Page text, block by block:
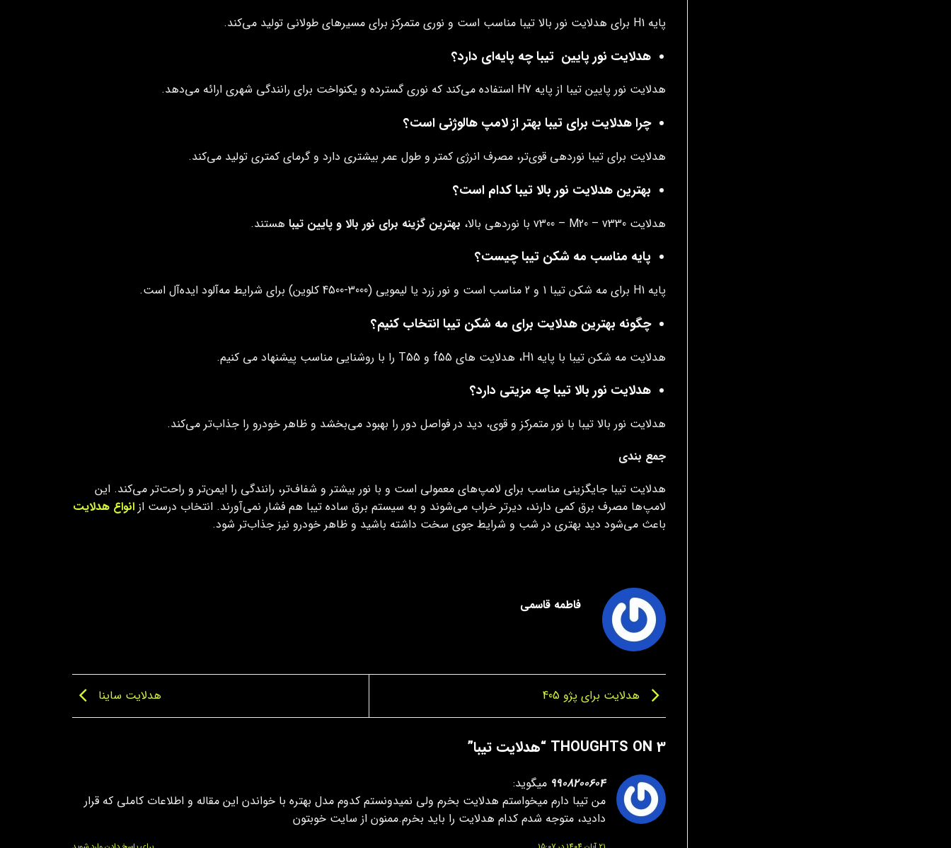
پایه H1 برای هدلایت نور بالا تیبا مناسب است و نوری متمرکز برای مسیرهای طولانی تولید می‌کند.
هدلایت نور پایین تیبا چه پایه‌ای دارد؟
هدلایت نور پایین تیبا از پایه H7 استفاده می‌کند که نوری گسترده و یکنواخت برای رانندگی شهری ارائه می‌دهد.
چرا هدلایت برای تیبا بهتر از لامپ هالوژنی است؟
هدلایت برای تیبا نوردهی قوی‌تر، مصرف انرژی کمتر و طول عمر بیشتری دارد و گرمای کمتری تولید می‌کند.
بهترین هدلایت نور بالا تیبا کدام است؟
هدلایت v300 – M20 – v330 با نوردهی بالا، بهترین گزینه برای نور بالا و پایین تیبا هستند.
پایه مناسب مه‌ شکن تیبا چیست؟
پایه H1 برای مه‌ شکن تیبا 1 و 2 مناسب است و نور زرد یا لیمویی (3000-4500 کلوین) برای شرایط مه‌آلود ایده‌آل است.
چگونه بهترین هدلایت برای مه‌ شکن تیبا انتخاب کنیم؟
هدلایت مه‌ شکن تیبا با پایه H1، هدلایت های f55 و T55 را با روشنایی مناسب پیشنهاد می کنیم.
هدلایت نور بالا تیبا چه مزیتی دارد؟
هدلایت نور بالا تیبا با نور متمرکز و قوی، دید در فواصل دور را بهبود می‌بخشد و ظاهر خودرو را جذاب‌تر می‌کند.
جمع بندی
هدلایت تیبا جایگزینی مناسب برای لامپ‌های معمولی است و با نور بیشتر و شفاف‌تر، رانندگی را ایمن‌تر و راحت‌تر می‌کند. این
لامپ‌ها مصرف برق کمی دارند، دیرتر خراب می‌شوند و به سیستم برق ساده تیبا هم فشار نمی‌آورند. انتخاب درست از انواع هدلایت
باعث می‌شود دید بهتری در شب و شرایط جوی سخت داشته باشید و ظاهر خودرو نیز جذاب‌تر شود.
فاطمه قاسمی
هدلایت برای پژو 405 هدلایت ساینا
3 THOUGHTS ON “ هدلایت تیبا”
9908200604 میگوید:
من تیبا دارم میخواستم هدلایت بخرم ولی نمیدونستم کدوم مدل بهتره با خواندن این مقاله و اطلاعات کاملی که قرار
دادید، متوجه شدم کدام هدلایت را باید بخرم.ممنون از سایت خوبتون